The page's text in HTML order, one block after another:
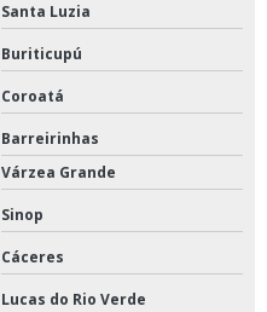
Santa Luzia
Buriticupú
Coroatá
Barreirinhas
Várzea Grande
Sinop
Cáceres
Lucas do Rio Verde